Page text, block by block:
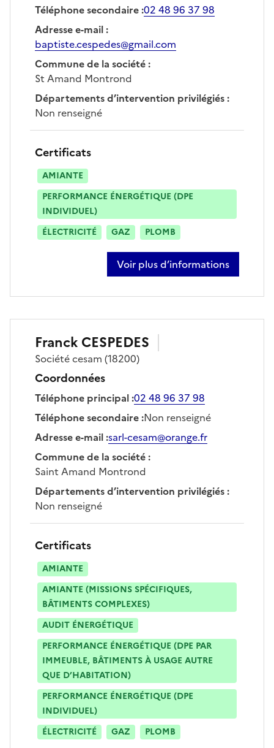
Téléphone secondaire:02 48 96 37 98
Adresse e-mail:
baptiste.cespedes@gmail.com
Commune de la société:
St Amand Montrond
Départements d’intervention privilégiés:
Non renseigné
Certificats
AMIANTE
PERFORMANCE ÉNERGÉTIQUE (DPE
INDIVIDUEL)
ÉLECTRICITÉ
GAZ PLOMB
Voir plus d’informations
sur baptiste cespedes
Franck CESPEDES
Sociétécesam (18200)
Coordonnées
Téléphone principal:02 48 96 37 98
Téléphone secondaire:Non renseigné
Adresse e-mail:sarl-cesam@orange.fr
Commune de la société:
Saint Amand Montrond
Départements d’intervention privilégiés:
Non renseigné
Certificats
AMIANTE
AMIANTE (MISSIONS SPÉCIFIQUES,
BÂTIMENTS COMPLEXES)
AUDIT ÉNERGÉTIQUE
PERFORMANCE ÉNERGÉTIQUE (DPE PAR
IMMEUBLE, BÂTIMENTS À USAGE AUTRE
QUE D’HABITATION)
PERFORMANCE ÉNERGÉTIQUE (DPE
INDIVIDUEL)
ÉLECTRICITÉ
GAZ PLOMB